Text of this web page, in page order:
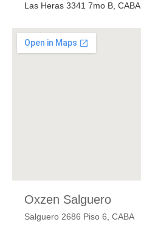
Las Heras 3341 7mo B, CABA
Oxzen Salguero
Salguero 2686 Piso 6, CABA